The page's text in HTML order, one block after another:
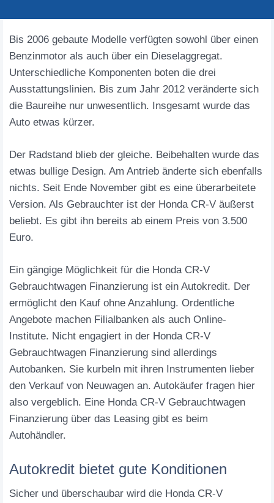
Bis 2006 gebaute Modelle verfügten sowohl über einen
Benzinmotor als auch über ein Dieselaggregat.
Unterschiedliche Komponenten boten die drei
Ausstattungslinien. Bis zum Jahr 2012 veränderte sich
die Baureihe nur unwesentlich. Insgesamt wurde das
Auto etwas kürzer.
Der Radstand blieb der gleiche. Beibehalten wurde das
etwas bullige Design. Am Antrieb änderte sich ebenfalls
nichts. Seit Ende November gibt es eine überarbeitete
Version. Als Gebrauchter ist der Honda CR-V äußerst
beliebt. Es gibt ihn bereits ab einem Preis von 3.500
Euro.
Ein gängige Möglichkeit für die Honda CR-V
Gebrauchtwagen Finanzierung ist ein Autokredit. Der
ermöglicht den Kauf ohne Anzahlung. Ordentliche
Angebote machen Filialbanken als auch Online-
Institute. Nicht engagiert in der Honda CR-V
Gebrauchtwagen Finanzierung sind allerdings
Autobanken. Sie kurbeln mit ihren Instrumenten lieber
den Verkauf von Neuwagen an. Autokäufer fragen hier
also vergeblich. Eine Honda CR-V Gebrauchtwagen
Finanzierung über das Leasing gibt es beim
Autohändler.
Autokredit bietet gute Konditionen
Sicher und überschaubar wird die Honda CR-V